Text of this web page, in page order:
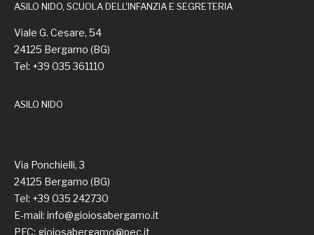
ASILO NIDO, SCUOLA DELL'INFANZIA E SEGRETERIA
Viale G. Cesare, 54
24125 Bergamo (BG)
Tel: +39 035 361110
ASILO NIDO
Via Ponchielli, 3
24125 Bergamo (BG)
Tel: +39 035 242730
E-mail: info@gioiosabergamo.it
PEC: gioiosabergamo@pec.it